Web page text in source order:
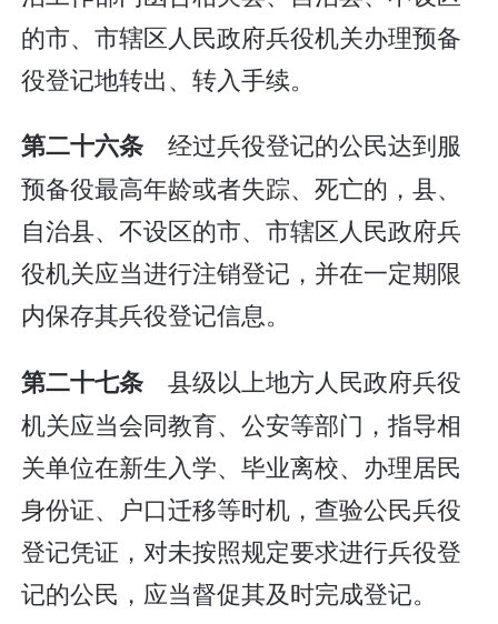
的市、市辖区人民政府兵役机关办理预备
役登记地转出、转入手续。
第二十六条经过兵役登记的公民达到服
预备役最高年龄或者失踪、死亡的，县、
自治县、不设区的市、市辖区人民政府兵
役机关应当进行注销登记，并在一定期限
内保存其兵役登记信息。
第二十七条县级以上地方人民政府兵役
机关应当会同教育、公安等部门，指导相
关单位在新生入学、毕业离校、办理居民
身份证、户口迁移等时机，查验公民兵役
登记凭证，对未按照规定要求进行兵役登
记的公民，应当督促其及时完成登记。